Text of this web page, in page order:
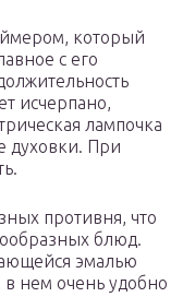
который
с его
исчерпано,
лампочка
духовки. При
противня, что
блюд.
эмалью
в нем очень удобно